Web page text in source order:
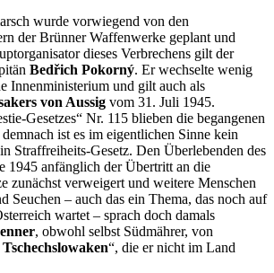
wurde vorwiegend von den
der Brünner Waffenwerke geplant und
dieses Verbrechens gilt der
Bedřich Pokorný. Er wechselte wenig
Innenministerium und gilt auch als
von Aussig vom 31. Juli 1945.
Gesetzes“ Nr. 115 blieben die begangenen
ist es im eigentlichen Sinne kein
Straffreiheits-Gesetz. Den Überlebenden des
1945 anfänglich der Übertritt an die
zunächst verweigert und weitere Menschen
Seuchen – auch das ein Thema, das noch auf
wartet – sprach doch damals
, obwohl selbst Südmährer, von
“, die er nicht im Land